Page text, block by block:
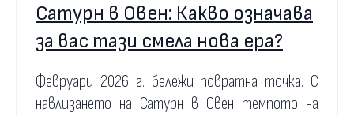
Сатурн в Овен: Какво означава
за вас тази смела нова ера?
Февруари 2026 г. бележи повратна точка. С
навлизането на Сатурн в Овен темпото на